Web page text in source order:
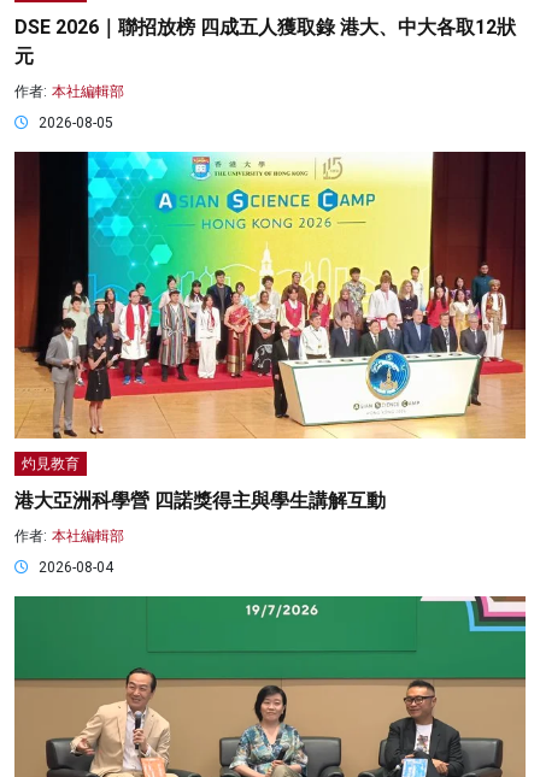
DSE 2026｜聯招放榜 四成五人獲取錄 港大、中大各取12狀
元
作者: 本社編輯部
2026-08-05
灼見教育
港大亞洲科學營 四諾獎得主與學生講解互動
作者: 本社編輯部
2026-08-04